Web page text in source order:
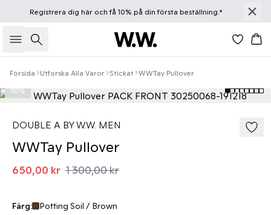
Registrera dig häroch få 10% på din första beställning.*
Sök
Försida Utforska Alla Varor Stickat WWTay Pullover
50%
DOUBLE A BY W.W. MEN
WWTay Pullover
650,00 kr 1 300,00 kr
Färg: Potting Soil / Brown